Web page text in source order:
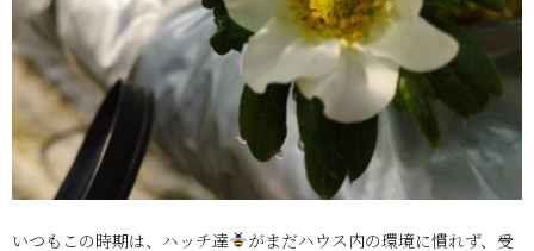
いつもこの時期は、ハッチ達
がまだハウス内の環境に慣れず、受